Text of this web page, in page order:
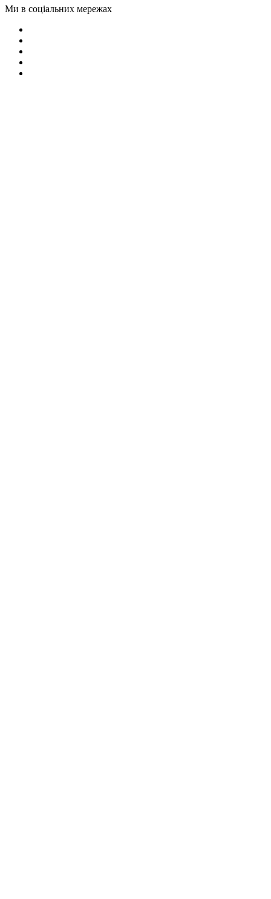
Ми в соціальних мережах